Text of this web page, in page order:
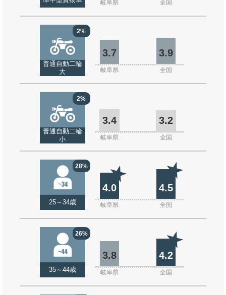
岐阜県 全国
2%
普通自動二輪
大
3.7 3.9
岐阜県 全国
2%
普通自動二輪
小
3.4 3.2
岐阜県 全国
28%
25～34歳
4.0 4.5
岐阜県 全国
26%
35～44歳
3.8 4.2
岐阜県 全国